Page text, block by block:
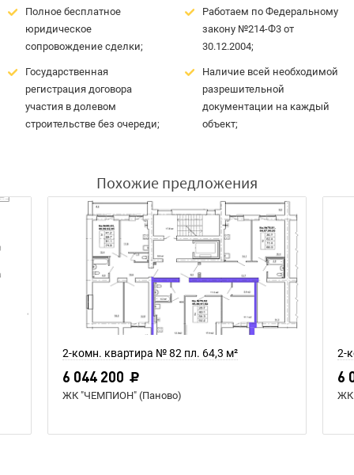
Полное бесплатное
юридическое
сопровождение сделки;
Государственная
регистрация договора
участия в долевом
строительстве без очереди;
Работаем по Федеральному
закону №214-Ф3 от
30.12.2004;
Наличие всей необходимой
разрешительной
документации на каждый
объект;
Похожие предложения
2-комн. квартира № 82 пл. 64,3 м²
6 044 200
ЖК "ЧЕМПИОН" (Паново)
2-
6
ЖК